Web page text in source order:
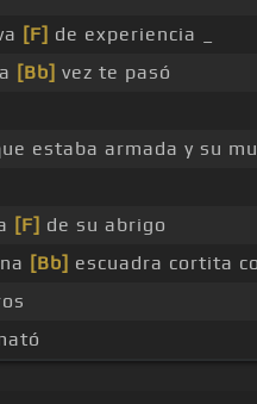
[F] de experiencia _
[Bb] vez te pasó
estaba armada y su
[F] de su abrigo
[Bb] escuadra cortita